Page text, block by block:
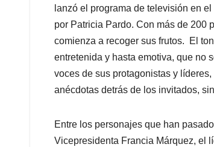
p
p
o
k
I
n
s
lanzó el programa de televisión en
por Patricia Pardo. Con más de 200
comienza a recoger sus frutos. El
entretenida y hasta emotiva, que no
voces de sus protagonistas y
anécdotas detrás de los invitados,
Entre los personajes que han
Vicepresidenta Francia Márquez, el